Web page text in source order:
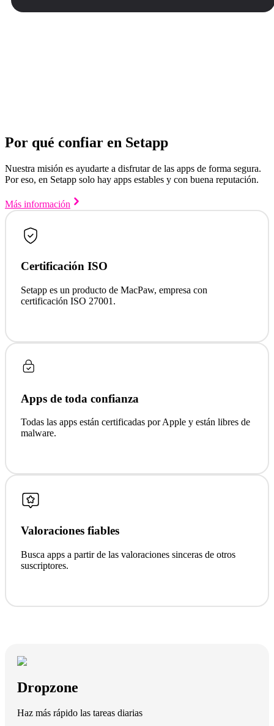
Por qué confiar en Setapp
Nuestra misión es ayudarte a disfrutar de las apps de forma segura.
Por eso, en Setapp solo hay apps estables y con buena reputación.
Más información
Certificación ISO
Setapp es un producto de MacPaw, empresa con
certificación ISO 27001.
Apps de toda confianza
Todas las apps están certificadas por Apple y están libres de
malware.
Valoraciones fiables
Busca apps a partir de las valoraciones sinceras de otros
suscriptores.
Dropzone
Haz más rápido las tareas diarias